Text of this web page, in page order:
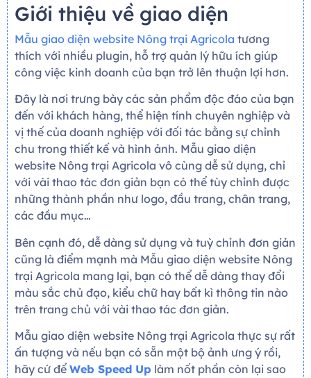
Giới thiệu về giao diện
Mẫu giao diện website Nông trại Agricola tương
thích với nhiều plugin, hỗ trợ quản lý hữu ích giúp
công việc kinh doanh của bạn trở lên thuận lợi hơn.
Đây là nơi trưng bày các sản phẩm độc đáo của bạn
đến với khách hàng, thể hiện tính chuyên nghiệp và
vị thế của doanh nghiệp với đối tác bằng sự chỉnh
chu trong thiết kế và hình ảnh. Mẫu giao diện
website Nông trại Agricola vô cùng dễ sử dụng, chỉ
với vài thao tác đơn giản bạn có thể tùy chỉnh được
những thành phần như logo, đầu trang, chân trang,
các đầu mục…
Bên cạnh đó, dễ dàng sử dụng và tuỳ chỉnh đơn giản
cũng là điểm mạnh mà Mẫu giao diện website Nông
trại Agricola mang lại, bạn có thể dễ dàng thay đổi
màu sắc chủ đạo, kiểu chữ hay bất kì thông tin nào
trên trang chủ với vài thao tác đơn giản.
Mẫu giao diện website Nông trại Agricola thực sự rất
ấn tượng và nếu bạn có sẵn một bộ ảnh ưng ý rồi,
hãy cứ để Web Speed Up làm nốt phần còn lại sao